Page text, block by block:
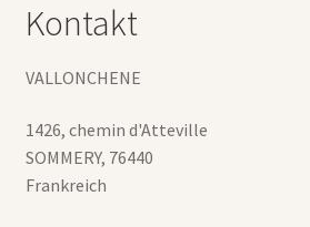
Kontakt
VALLONCHENE
1426, chemin d'Atteville
SOMMERY, 76440
Frankreich